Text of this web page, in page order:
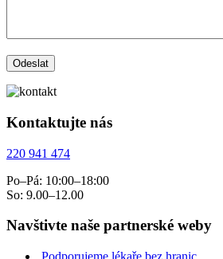
Kontaktujte nás
220 941 474
Po–Pá: 10:00–18:00
So: 9.00–12.00
Navštivte naše partnerské weby